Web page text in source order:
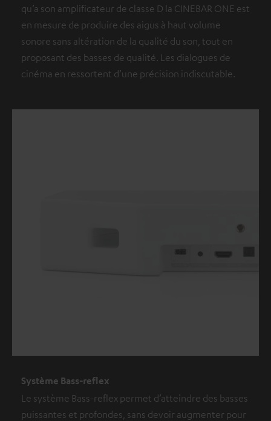
qu’a son amplificateur de classe D la CINEBAR ONE est
en mesure de produire des aigus à haut volume
sonore sans altération de la qualité du son, tout en
proposant des basses de qualité. Les dialogues de
cinéma en ressortent d’une précision indiscutable.
Système Bass-reflex
Le système Bass-reflex permet d’atteindre des basses
puissantes et profondes, sans devoir augmenter pour